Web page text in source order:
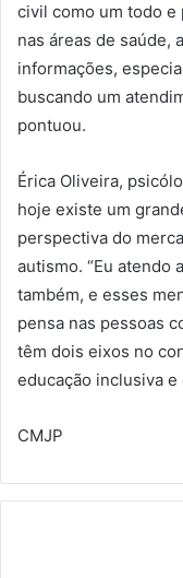
civil como um todo e
nas áreas de saúde,
informações,
buscando um
pontuou.
Érica Oliveira,
hoje existe um
perspectiva do
autismo. “Eu atendo
também, e esses
pensa nas pessoas
têm dois eixos no
educação inclusiva e
CMJP